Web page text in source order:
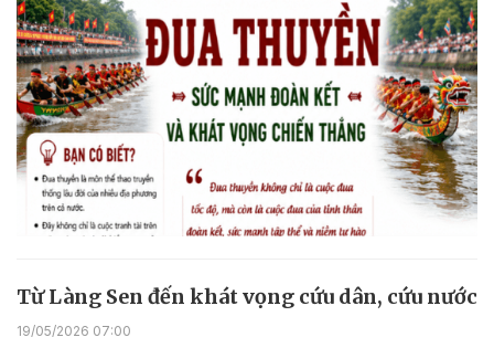
Từ Làng Sen đến khát vọng cứu dân, cứu nước
19/05/2026 07:00